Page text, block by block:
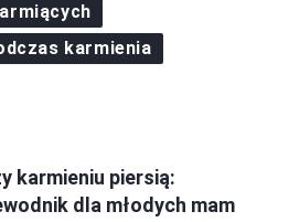
karmienia
karmieniu piersią:
dla młodych mam